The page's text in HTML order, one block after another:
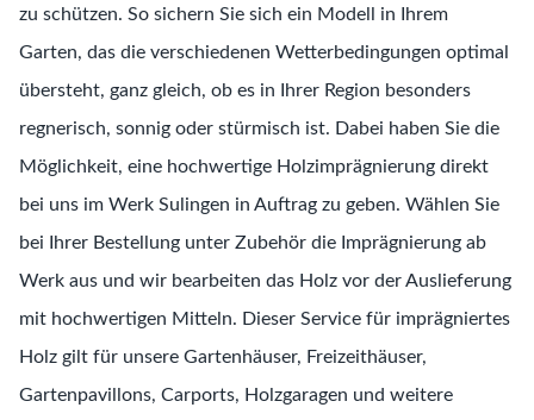
zu schützen. So sichern Sie sich ein Modell in Ihrem
Garten, das die verschiedenen Wetterbedingungen optimal
übersteht, ganz gleich, ob es in Ihrer Region besonders
regnerisch, sonnig oder stürmisch ist. Dabei haben Sie die
Möglichkeit, eine hochwertige Holzimprägnierung direkt
bei uns im Werk Sulingen in Auftrag zu geben. Wählen Sie
bei Ihrer Bestellung unter Zubehör die Imprägnierung ab
Werk aus und wir bearbeiten das Holz vor der Auslieferung
mit hochwertigen Mitteln. Dieser Service für imprägniertes
Holz gilt für unsere Gartenhäuser, Freizeithäuser,
Gartenpavillons, Carports, Holzgaragen und weitere